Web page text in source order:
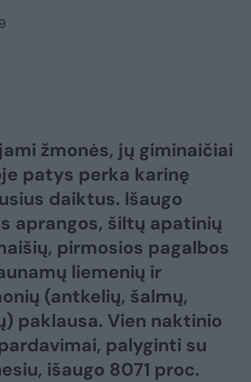
žmonės, jų giminaičiai
patys perka karinę
daiktus. Išaugo
aprangos, šiltų apatinių
pirmosios pagalbos
liemenių ir
(antkelių, šalmų,
paklausa. Vien naktinio
palyginti su
išaugo 8071 proc.